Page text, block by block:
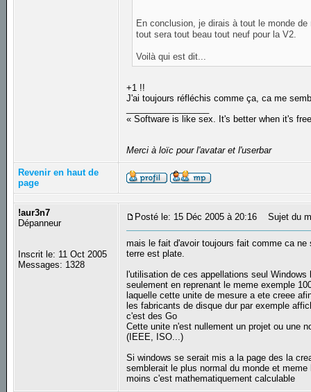
En conclusion, je dirais à tout le monde
tout sera tout beau tout neuf pour la V2.
Voilà qui est dit...
+1 !!
J'ai toujours réfléchis comme ça, ca me
« Software is like sex. It's better when it's
Merci à loïc pour l'avatar et l'userbar
Revenir en haut de
page
!aur3n7
Dépanneur
Inscrit le: 11 Oct 2005
Messages: 1328
Posté le: 15 Déc 2005 à 20:16 Sujet du
mais le fait d'avoir toujours fait comme ca
terre est plate.
l'utilisation de ces appellations seul
seulement en reprenant le meme exemple
laquelle cette unite de mesure a ete creee
les fabricants de disque dur par exemple
c'est des Go
Cette unite n'est nullement un projet ou une
(IEEE, ISO...)
Si windows se serait mis a la page des la
semblerait le plus normal du monde et
moins c'est mathematiquement calculable